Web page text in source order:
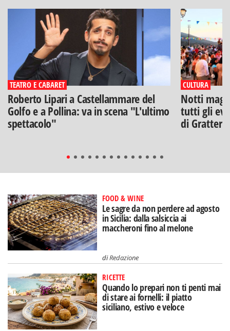
TEATRO E CABARET
Roberto Lipari a Castellammare del
Golfo e a Pollina: va in scena "L'ultimo
spettacolo"
CULTURA
Notti
tutti gli
di Gratteri
FOOD & WINE
Le sagre da non perdere ad agosto
in Sicilia: dalla salsiccia ai
maccheroni fino al melone
diRedazione
RICETTE
Quando lo prepari non ti penti mai
di stare ai fornelli: il piatto
siciliano, estivo e veloce